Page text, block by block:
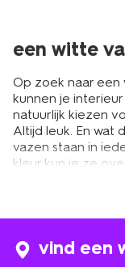
een witte
Op zoek naar een
kunnen je
natuurlijk kiezen
Altijd leuk. En wat
vazen staan in
kleur kun je ze
ze in iedere
met een bos
er nu wel of niet
opfleuren?
vind een